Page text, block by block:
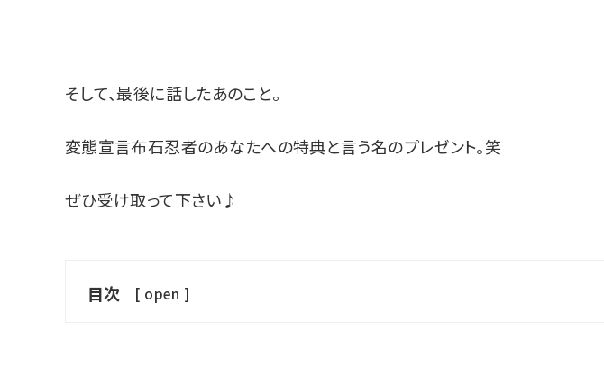
そして、最後に話したあのこと。
変態宣言布石忍者のあなたへの特典と言う名のプレゼント。笑
ぜひ受け取って下さい♪
目次 [ open ]